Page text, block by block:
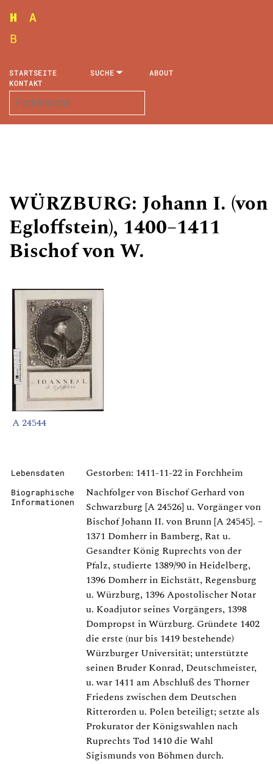
STARTSEITE SUCHE
ABOUT
KONTAKT
WÜRZBURG: Johann I. (von
Egloffstein), 1400–1411
Bischof von W.
A 24544
Lebensdaten Gestorben: 1411-11-22 in Forchheim
Biographische
Informationen
Nachfolger von Bischof Gerhard von
Schwarzburg [A 24526] u. Vorgänger von
Bischof Johann II. von Brunn [A 24545]. –
1371 Domherr in Bamberg, Rat u.
Gesandter König Ruprechts von der
Pfalz, studierte 1389/90 in Heidelberg,
1396 Domherr in Eichstätt, Regensburg
u. Würzburg, 1396 Apostolischer Notar
u. Koadjutor seines Vorgängers, 1398
Dompropst in Würzburg. Gründete 1402
die erste (nur bis 1419 bestehende)
Würzburger Universität; unterstützte
seinen Bruder Konrad, Deutschmeister,
u. war 1411 am Abschluß des Thorner
Friedens zwischen dem Deutschen
Ritterorden u. Polen beteiligt; setzte als
Prokurator der Königswahlen nach
Ruprechts Tod 1410 die Wahl
Sigismunds von Böhmen durch.